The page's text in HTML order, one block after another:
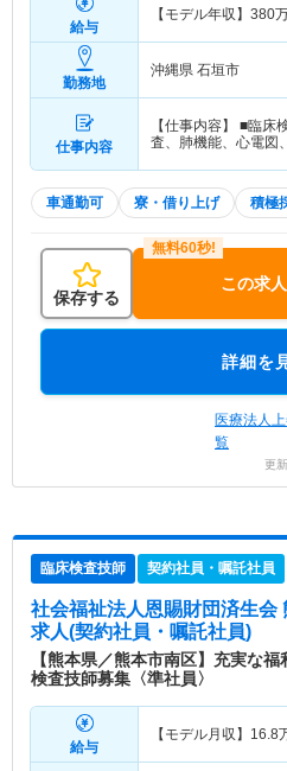
給与
【モデル年収】 380
勤務地
沖縄県 石垣市
仕事内容
【仕事内容】 ■臨床
査、肺機能、心電図
車通勤可 寮・借り上げ 積極
保存する
この求
詳細を
医療法人
覧
更
臨床検査技師 契約社員・嘱託社員
社会福祉法人恩賜財団済生会
求人(契約社員・嘱託社員)
【熊本県／熊本市南区】充実な
検査技師募集〈準社員〉
給与
【モデル月収】 16.8